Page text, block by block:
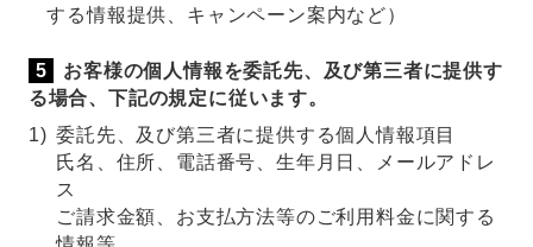
する情報提供、キャンペーン案内など）
お客様の個人情報を委託先、及び第三者に提供す
る場合、下記の規定に従います。
1) 委託先、及び第三者に提供する個人情報項目
氏名、住所、電話番号、生年月日、メールアドレ
ス
ご請求金額、お支払方法等のご利用料金に関する